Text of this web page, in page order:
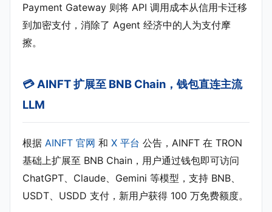
Payment Gateway 则将 API 调用成本从信用卡迁移
到加密支付，消除了 Agent 经济中的人为支付摩
擦。
💳 AINFT 扩展至 BNB Chain，钱包直连主流
LLM
根据 AINFT 官网 和 X 平台 公告，AINFT 在 TRON
基础上扩展至 BNB Chain，用户通过钱包即可访问
ChatGPT、Claude、Gemini 等模型，支持 BNB、
USDT、USDD 支付，新用户获得 100 万免费额度。